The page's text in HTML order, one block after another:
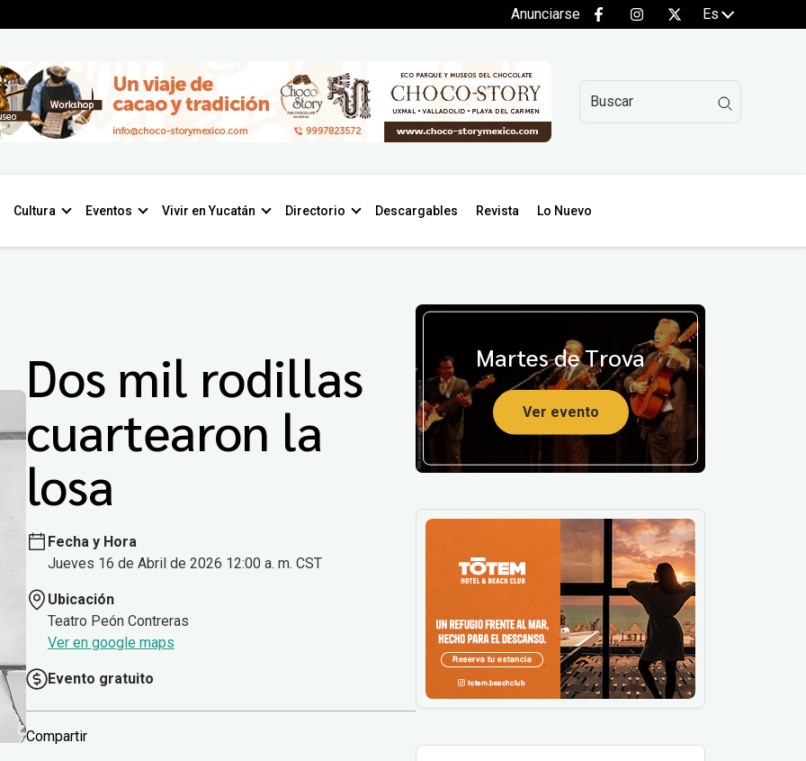
Anunciarse Es
Cultura Eventos Vivir en Yucatán Directorio Descargables Revista Lo Nuevo
Dos mil rodillas
cuartearon la
losa
Fecha y Hora
Jueves 16 de Abril de 2026 12:00 a. m. CST
Ubicación
Teatro Peón Contreras
Ver en google maps
Evento gratuito
Compartir
Martes de Trova
Ver evento